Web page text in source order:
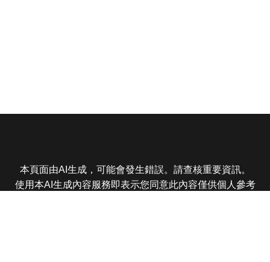
本頁面由AI生成，可能會發生錯誤。請查核重要資訊。
使用本AI生成內容服務即表示您同意此內容僅供個人參考